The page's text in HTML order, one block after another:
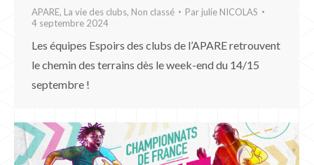
APARE, La vie des clubs, Non classé Par julie NICOLAS
4 septembre 2024
Les équipes Espoirs des clubs de l’APARE retrouvent
le chemin des terrains dès le week-end du 14/15
septembre !